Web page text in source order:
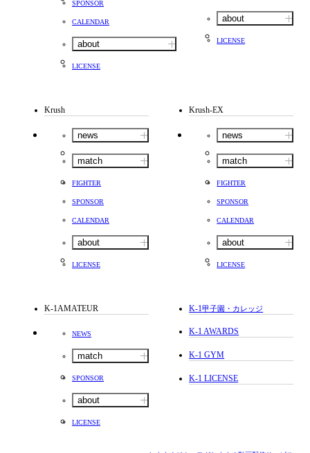
SPONSOR
CALENDAR
about
LICENSE
about
LICENSE
Krush
news
match
FIGHTER
SPONSOR
CALENDAR
about
LICENSE
Krush-EX
news
match
FIGHTER
SPONSOR
CALENDAR
about
LICENSE
K-1AMATEUR
NEWS
match
SPONSOR
about
LICENSE
K-1甲子園・カレッジ
K-1 AWARDS
K-1 GYM
K-1 LICENSE